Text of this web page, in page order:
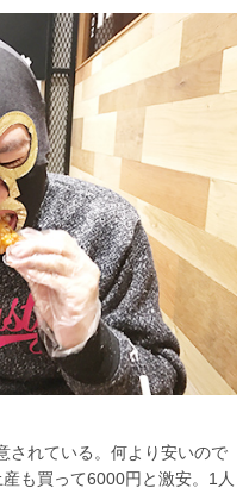
されている。何より安いので
も買って6000円と激安。1人